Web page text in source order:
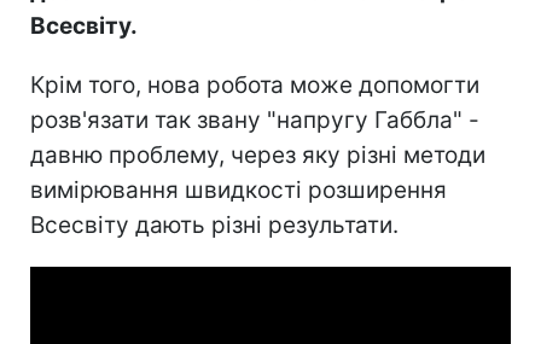
Всесвіту.
Крім того, нова робота може допомогти
розв'язати так звану "напругу Габбла" -
давню проблему, через яку різні методи
вимірювання швидкості розширення
Всесвіту дають різні результати.